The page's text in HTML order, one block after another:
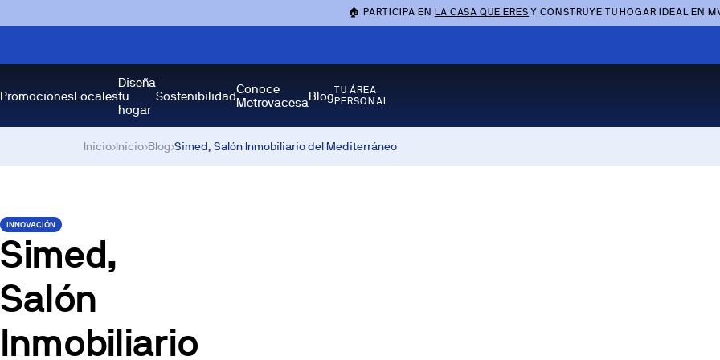
🏠 PARTICIPA EN LA CASA QUE ERES Y CONSTRUYE TU HOGAR IDEAL EN
PromocionesLocales
Diseña
tu
hogar
SostenibilidadConoce
MetrovacesaBlogTU ÁREA
PERSONAL
Inicio›Inicio›Blog›Simed, Salón Inmobiliario del Mediterráneo
INNOVACIÓN
Simed,
Salón
Inmobiliario